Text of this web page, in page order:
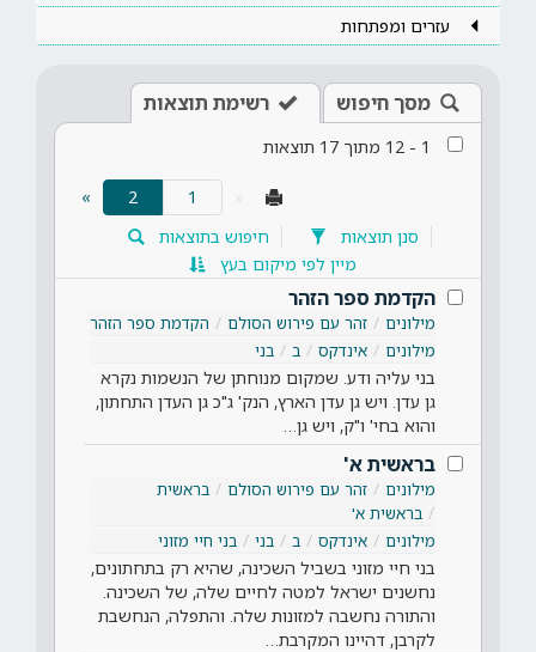
עזרים ומפתחות
מסך חיפוש רשימת תוצאות
1
-
12 מתוך 17 תוצאות
2
»
סנן תוצאות
חיפוש בתוצאות
מיין לפי מיקום בעץ
הקדמת ספר הזהר
מילונים זהר עם פירוש הסולם
הקדמת ספר הזהר
מילונים
אינדקס ב בני
בני עליה ודע. שמקום מנוחתן של הנשמות נקרא
גן עדן. ויש גן עדן הארץ, הנק' ג"כ גן העדן התחתון,
והוא בחי' ו"ק, ויש גן…
בראשית א'
מילונים זהר עם פירוש הסולם
בראשית
בראשית א'
מילונים
אינדקס ב בני בני חיי מזוני
בני חיי מזוני בשביל השכינה, שהיא רק בתחתונים,
נחשנים ישראל למטה לחיים שלה, של השכינה.
והתורה נחשבה למזונות שלה. והתפלה, הנחשבת
לקרבן, דהיינו המקרבת…